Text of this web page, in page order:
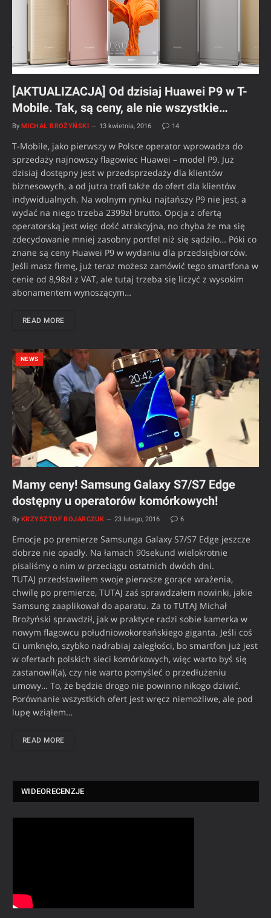
[AKTUALIZACJA] Od dzisiaj Huawei P9 w T-
Mobile. Tak, są ceny, ale nie wszystkie…
By MICHAŁ BROŻYŃSKI 13 kwietnia, 2016 14
T-Mobile, jako pierwszy w Polsce operator wprowadza do
sprzedaży najnowszy flagowiec Huawei – model P9. Już
dzisiaj dostępny jest w przedsprzedaży dla klientów
biznesowych, a od jutra trafi także do ofert dla klientów
indywidualnych. Na wolnym rynku najtańszy P9 nie jest, a
wydać na niego trzeba 2399zł brutto. Opcja z ofertą
operatorską jest więc dość atrakcyjna, no chyba że ma się
zdecydowanie mniej zasobny portfel niż się sądziło… Póki co
znane są ceny Huawei P9 w wydaniu dla przedsiębiorców.
Jeśli masz firmę, już teraz możesz zamówić tego smartfona w
cenie od 8,98zł z VAT, ale tutaj trzeba się liczyć z wysokim
abonamentem wynoszącym…
READ MORE
NEWS
Mamy ceny! Samsung Galaxy S7/S7 Edge
dostępny u operatorów komórkowych!
By KRZYSZTOF BOJARCZUK 23 lutego, 2016 6
Emocje po premierze Samsunga Galaxy S7/S7 Edge jeszcze
dobrze nie opadły. Na łamach 90sekund wielokrotnie
pisaliśmy o nim w przeciągu ostatnich dwóch dni.
TUTAJ przedstawiłem swoje pierwsze gorące wrażenia,
chwilę po premierze, TUTAJ zaś sprawdzałem nowinki, jakie
Samsung zaaplikował do aparatu. Za to TUTAJ Michał
Brożyński sprawdził, jak w praktyce radzi sobie kamerka w
nowym flagowcu południowokoreańskiego giganta. Jeśli coś
Ci umknęło, szybko nadrabiaj zaległości, bo smartfon już jest
w ofertach polskich sieci komórkowych, więc warto byś się
zastanowił(a), czy nie warto pomyśleć o przedłużeniu
umowy… To, że będzie drogo nie powinno nikogo dziwić.
Porównanie wszystkich ofert jest wręcz niemożliwe, ale pod
lupę wziąłem…
READ MORE
WIDEORECENZJE